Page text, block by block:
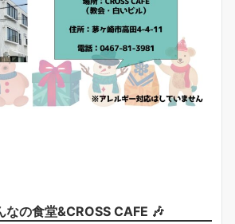
なの食堂&CROSS CAFE 🎶